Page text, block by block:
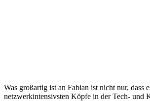
Was großartig ist an Fabian ist nicht nur, dass
netzwerkintensivsten Köpfe in der Tech- und